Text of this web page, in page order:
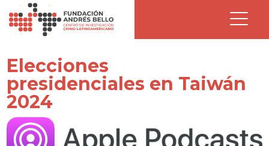
Elecciones
presidenciales en Taiwán
2024